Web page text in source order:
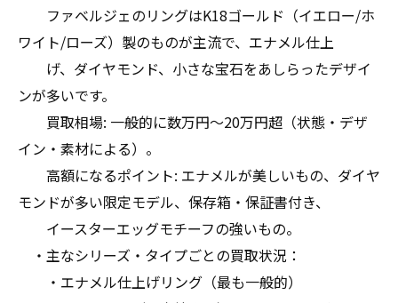
ファベルジェのリングはK18ゴールド（イエロー/ホ
ワイト/ローズ）製のものが主流で、エナメル仕上
げ、ダイヤモンド、小さな宝石をあしらったデザイ
ンが多いです。
買取相場: 一般的に数万円〜20万円超（状態・デザ
イン・素材による）。
高額になるポイント: エナメルが美しいもの、ダイヤ
モンドが多い限定モデル、保存箱・保証書付き、
イースターエッグモチーフの強いもの。
・主なシリーズ・タイプごとの買取状況：
・エナメル仕上げリング（最も一般的）